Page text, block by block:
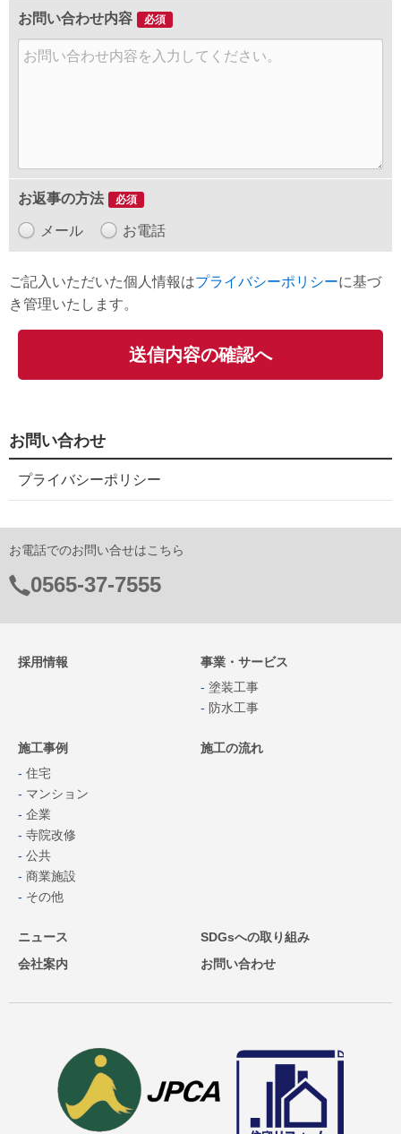
お問い合わせ内容 必須
お返事の方法 必須
メール お電話
ご記入いただいた個人情報はプライバシーポリシーに基づ
き管理いたします。
お問い合わせ
プライバシーポリシー
お電話でのお問い合せはこちら
電
0565-37-7555
採用情報
事業・サービス
塗装工事
防水工事
施工事例
住宅
マンション
企業
寺院改修
公共
商業施設
その他
施工の流れ
ニュース
SDGsへの取り組み
会社案内
お問い合わせ